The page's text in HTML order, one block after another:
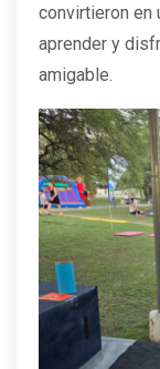
convirtieron en
aprender y
amigable.